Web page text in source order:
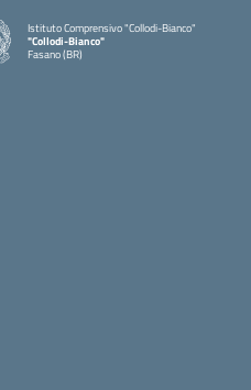
Istituto Comprensivo "Collodi-Bianco"
"Collodi-Bianco"
Fasano (BR)